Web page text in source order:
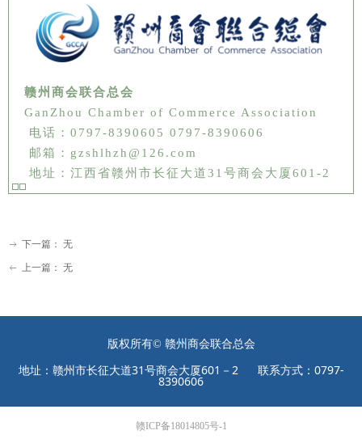
赣州商会联合总会
GanZhou Chamber of Commerce Association
电话：0797-8390605 0797-8390606
邮箱：gzshlhzh@126.com
地址：江西省赣州市长征大道31号商会大厦601-2
ꂃ 上一篇： 无
ꁹ 下一篇： 无
地址：赣州市长征大道31号商会大厦601－2 联系方式：0797-
8390606
版权所有© 赣州商会联合总会
赣ICP备18014805号-1